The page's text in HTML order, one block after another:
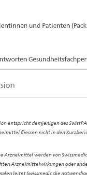
und Patienten
entspricht demjenigen des
fliessen nicht in den
Arzneimittel werden von
Arzneimittelwirkungen oder
leitet Swissmedic die